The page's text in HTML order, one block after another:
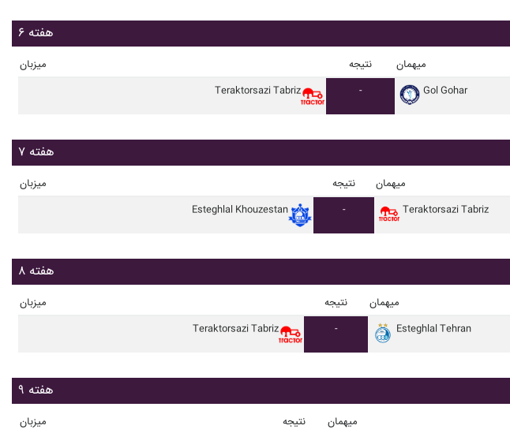
هفته ۶
میزبان نتیجه میهمان
Teraktorsazi Tabriz - Gol Gohar
هفته ۷
میزبان نتیجه میهمان
Esteghlal Khouzestan - Teraktorsazi Tabriz
هفته ۸
میزبان نتیجه میهمان
Teraktorsazi Tabriz - Esteghlal Tehran
هفته ۹
میزبان نتیجه میهمان